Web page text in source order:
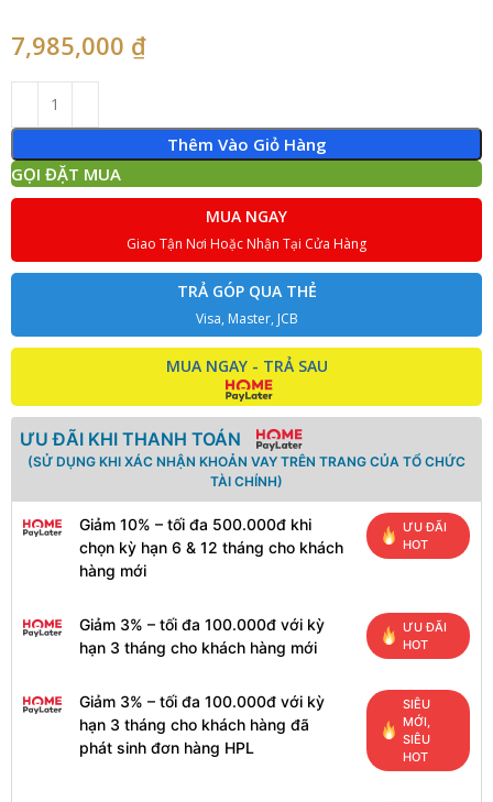
7,985,000 ₫
Thêm Vào Giỏ Hàng
GỌI ĐẶT MUA
MUA NGAY
Giao Tận Nơi Hoặc Nhận Tại Cửa Hàng
TRẢ GÓP QUA THẺ
Visa, Master, JCB
MUA NGAY - TRẢ SAU
ƯU ĐÃI KHI THANH TOÁN
(SỬ DỤNG KHI XÁC NHẬN KHOẢN VAY TRÊN TRANG CỦA TỔ CHỨC
TÀI CHÍNH)
Giảm 10% – tối đa 500.000đ khi
chọn kỳ hạn 6 & 12 tháng cho khách
hàng mới
ƯU ĐÃI
HOT
Giảm 3% – tối đa 100.000đ với kỳ
hạn 3 tháng cho khách hàng mới
ƯU ĐÃI
HOT
Giảm 3% – tối đa 100.000đ với kỳ
hạn 3 tháng cho khách hàng đã
phát sinh đơn hàng HPL
SIÊU
MỚI,
SIÊU
HOT